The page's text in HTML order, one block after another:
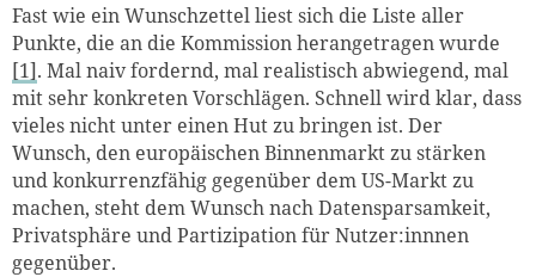
Fast wie ein Wunschzettel liest sich die Liste aller
Punkte, die an die Kommission herangetragen wurde
[1]. Mal naiv fordernd, mal realistisch abwiegend, mal
mit sehr konkreten Vorschlägen. Schnell wird klar, dass
vieles nicht unter einen Hut zu bringen ist. Der
Wunsch, den europäischen Binnenmarkt zu stärken
und konkurrenzfähig gegenüber dem US-Markt zu
machen, steht dem Wunsch nach Datensparsamkeit,
Privatsphäre und Partizipation für Nutzer:innnen
gegenüber.